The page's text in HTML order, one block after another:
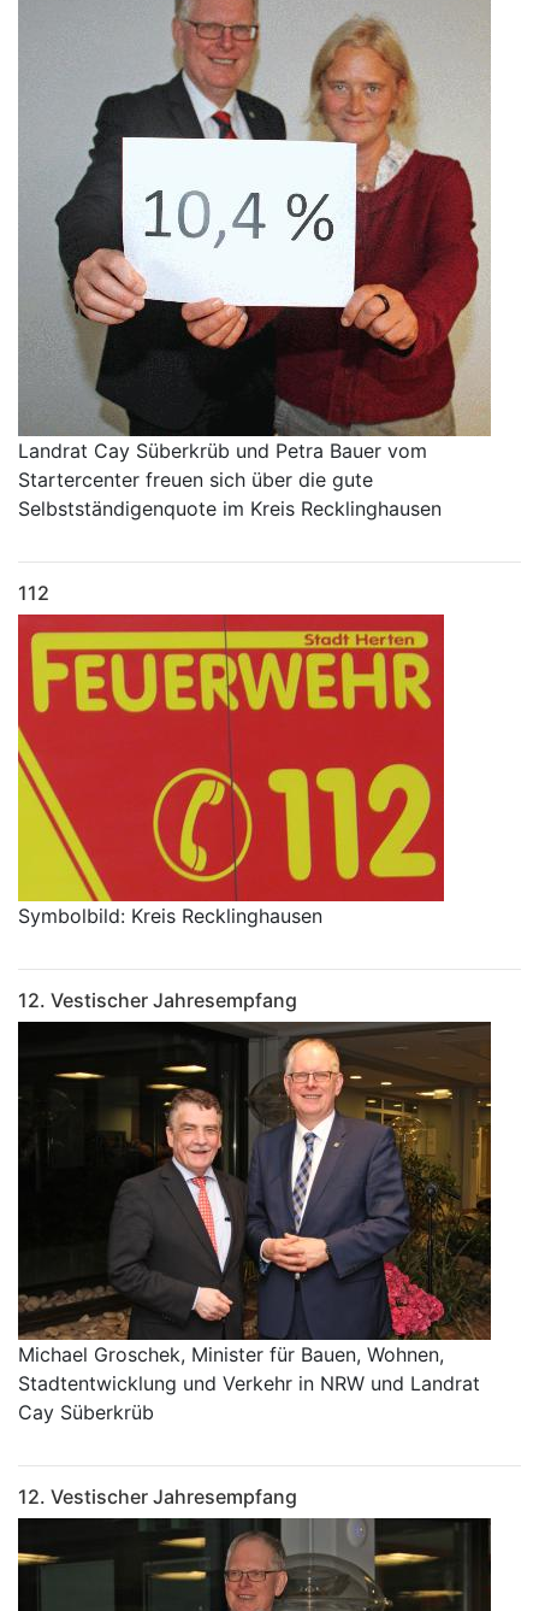
Landrat Cay Süberkrüb und Petra Bauer vom
Startercenter freuen sich über die gute
Selbstständigenquote im Kreis Recklinghausen
112
Symbolbild: Kreis Recklinghausen
12. Vestischer Jahresempfang
Michael Groschek, Minister für Bauen, Wohnen,
Stadtentwicklung und Verkehr in NRW und Landrat
Cay Süberkrüb
12. Vestischer Jahresempfang